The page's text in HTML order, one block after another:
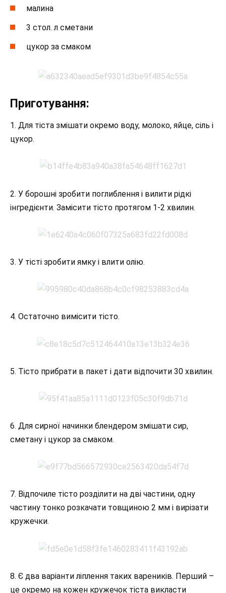
малина
3 стол. л сметани
цукор за смаком
Приготування:
1. Для тіста змішати окремо воду, молоко, яйце, сіль і
цукор.
2. У борошні зробити поглиблення і вилити рідкі
інгредієнти. Замісити тісто протягом 1-2 хвилин.
3. У тісті зробити ямку і влити олію.
4. Остаточно вимісити тісто.
5. Тісто прибрати в пакет і дати відпочити 30 хвилин.
6. Для сирної начинки блендером змішати сир,
сметану і цукор за смаком.
7. Відпочиле тісто розділити на дві частини, одну
частину тонко розкачати товщиною 2 мм і вирізати
кружечки.
8. Є два варіанти ліплення таких вареників. Перший –
це окремо на кожен кружечок тіста викласти